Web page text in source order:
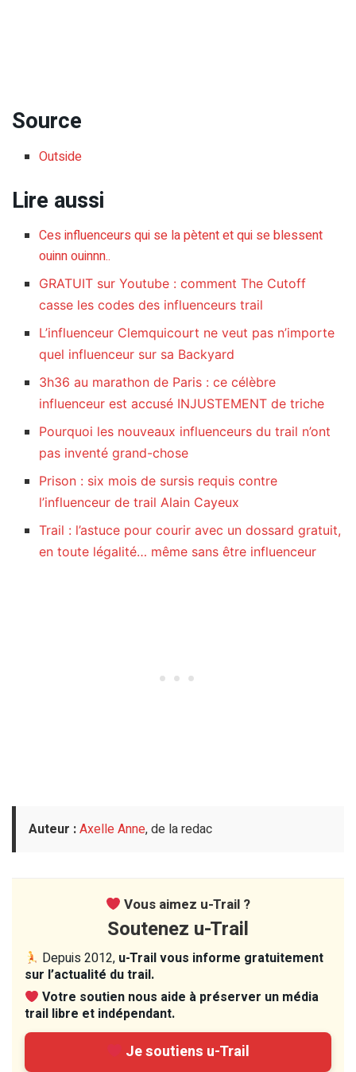
Source
Outside
Lire aussi
Ces influenceurs qui se la pètent et qui se blessent
ouinn ouinnn..
GRATUIT sur Youtube : comment The Cutoff
casse les codes des influenceurs trail
L’influenceur Clemquicourt ne veut pas n’importe
quel influenceur sur sa Backyard
3h36 au marathon de Paris : ce célèbre
influenceur est accusé INJUSTEMENT de triche
Pourquoi les nouveaux influenceurs du trail n’ont
pas inventé grand-chose
Prison : six mois de sursis requis contre
l’influenceur de trail Alain Cayeux
Trail : l’astuce pour courir avec un dossard gratuit,
en toute légalité… même sans être influenceur
Auteur :Axelle Anne, de la redac
Vous aimez u-Trail ?
Soutenez u-Trail
Depuis 2012, u-Trail vous informe gratuitement
sur l’actualité du trail.
Votre soutien nous aide à préserver un média
trail libre et indépendant.
Je soutiens u-Trail